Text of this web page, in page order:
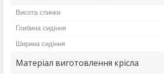
Висота спинки
Глибина сидіння
Ширина сидіння
Матеріал виготовлення крісла